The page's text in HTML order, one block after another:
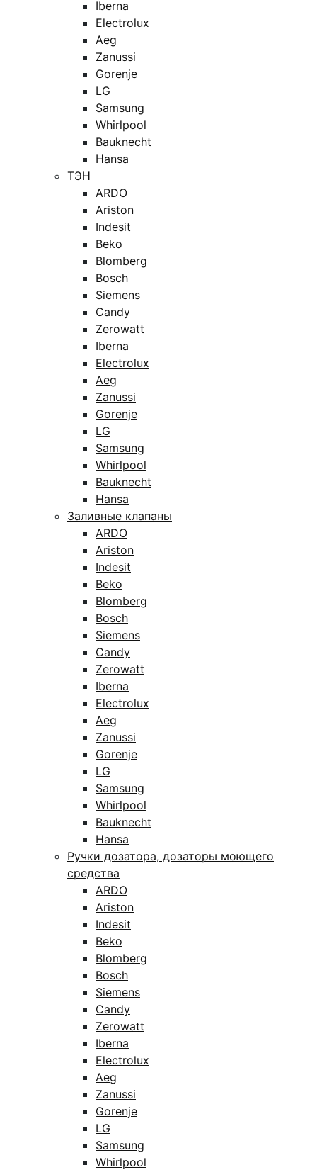
Iberna
Electrolux
Aeg
Zanussi
Gorenje
LG
Samsung
Whirlpool
Bauknecht
Hansa
ТЭН
ARDO
Ariston
Indesit
Beko
Blomberg
Bosch
Siemens
Candy
Zerowatt
Iberna
Electrolux
Aeg
Zanussi
Gorenje
LG
Samsung
Whirlpool
Bauknecht
Hansa
Заливные клапаны
ARDO
Ariston
Indesit
Beko
Blomberg
Bosch
Siemens
Candy
Zerowatt
Iberna
Electrolux
Aeg
Zanussi
Gorenje
LG
Samsung
Whirlpool
Bauknecht
Hansa
Ручки дозатора, дозаторы моющего
средства
ARDO
Ariston
Indesit
Beko
Blomberg
Bosch
Siemens
Candy
Zerowatt
Iberna
Electrolux
Aeg
Zanussi
Gorenje
LG
Samsung
Whirlpool